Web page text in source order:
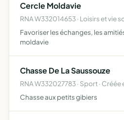
pla…
Cercle Moldavie
RNA W332014653 · Loisirs et vie
Favoriser les échanges, les
moldavie
Chasse De La Saussouze
RNA W332027783 · Sport · Créée
Chasse aux petits gibiers